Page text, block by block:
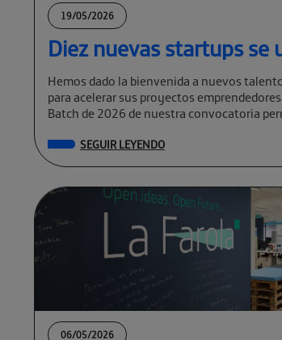
19/05/2026
Diez nuevas startups se
Hemos dado la bienvenida a nuevos
para acelerar sus proyectos
Batch de 2026 de nuestra convocatoria
SEGUIR LEYENDO
06/05/2026